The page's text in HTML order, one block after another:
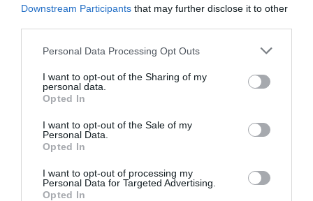
Downstream Participants that may further disclose it to other
Personal Data Processing Opt Outs
I want to opt-out of the Sharing of my
personal data.
Opted In
I want to opt-out of the Sale of my
Personal Data.
Opted In
I want to opt-out of processing my
Personal Data for Targeted Advertising.
Opted In
injustificada". A més, indiquen que els funcionaris
i responsables poden incórrer en responsabilitats
patrimonials.
Afegir
Estigues informat amb les últimes notícies d'actualitat
ACTIVAR ARA